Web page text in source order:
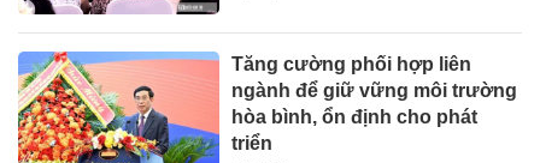
Tăng cường phối hợp liên
ngành để giữ vững môi trường
hòa bình, ổn định cho phát
triển